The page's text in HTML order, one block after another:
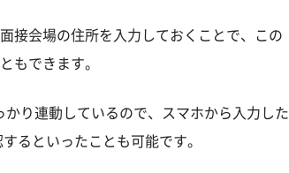
接会場の住所を入力しておくことで、この
もできます。
り連動しているので、スマホから入力した
るといったことも可能です。